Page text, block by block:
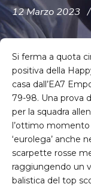
12 Marzo 2023
Si ferma a quota
positiva della
casa dall’EA7
79-98. Una prova
per la squadra
l’ottimo
‘eurolega’ anche
scarpette rosse
raggiungendo un
balistica del top